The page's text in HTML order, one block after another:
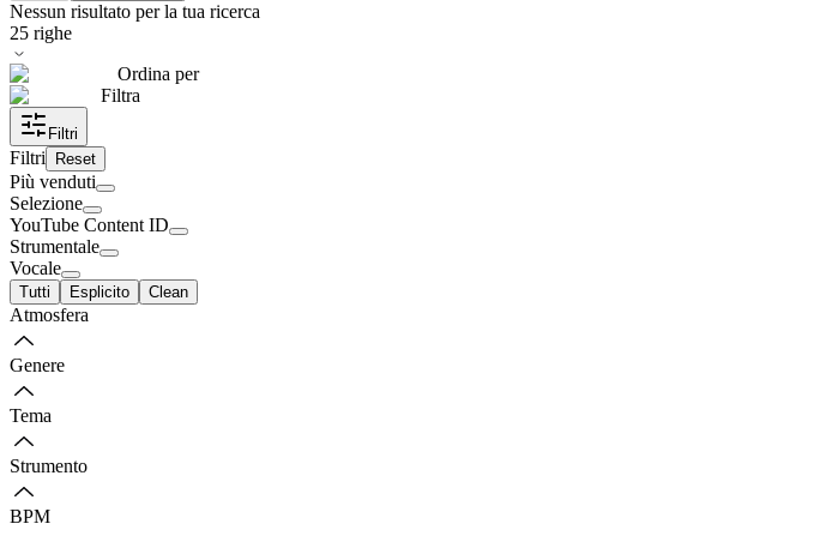
Nessun risultato per la tua ricerca
25 righe
Ordina per
Filtra
Filtri
Filtri Reset
Più venduti
Selezione
YouTube Content ID
Strumentale
Vocale
Tutti Esplicito Clean
Atmosfera
Genere
Tema
Strumento
BPM